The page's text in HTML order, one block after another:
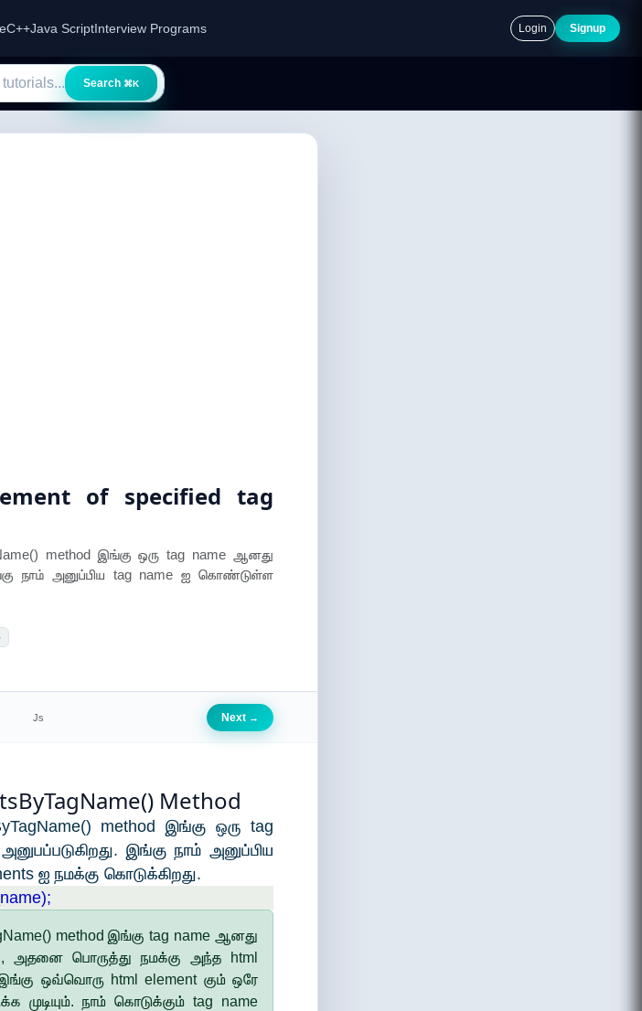
C++Java ScriptInterview Programs Login Signup
Search ⌘K
of specified tag
method இங்கு ஒரு tag name ஆனது
நாம் அனுப்பிய tag name ஐ கொண்டுள்ள
Js Next →
Method
method இங்கு ஒரு tag
இங்கு நாம் அனுப்பிய
ஐ நமக்கு கொடுக்கிறது.
method இங்கு tag name ஆனது
அதனை பொருத்து நமக்கு அந்த html
ஒவ்வொரு html element கும் ஒரே
முடியும். நாம் கொடுக்கும் tag name